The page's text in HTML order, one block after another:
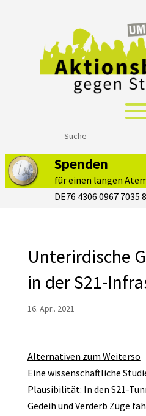
Spenden
für einen langen
DE76 4306 0967 7035
Unterirdische
in der S21-
16. Apr.. 2021
Alternativen zum Weiterso
Eine wissenschaftliche
Plausibilität: In den S21-
Gedeih und Verderb Züge